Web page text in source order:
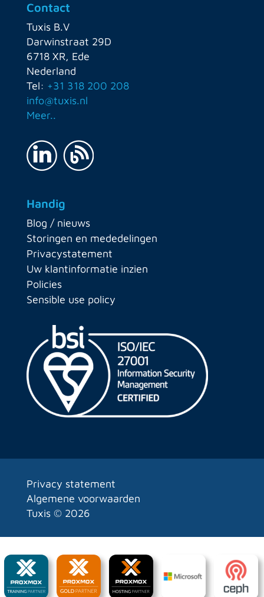
Contact
Tuxis B.V
Darwinstraat 29D
6718 XR, Ede
Nederland
Tel: +31 318 200 208
info@tuxis.nl
Meer..
Handig
Blog / nieuws
Storingen en mededelingen
Privacystatement
Uw klantinformatie inzien
Policies
Sensible use policy
Privacy statement
Algemene voorwaarden
Tuxis © 2026